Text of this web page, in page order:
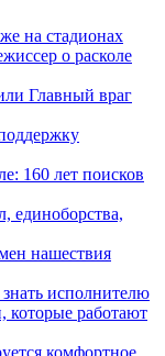
на стадионах
о расколе
Главный враг
160 лет поисков
единоборства,
нашествия
исполнителю
которые работают
комфортное